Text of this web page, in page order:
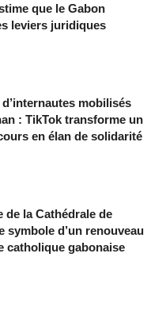
que le Gabon
leviers juridiques
mobilisés
: TikTok transforme un
en élan de solidarité
de la Cathédrale de
symbole d’un renouveau
catholique gabonaise